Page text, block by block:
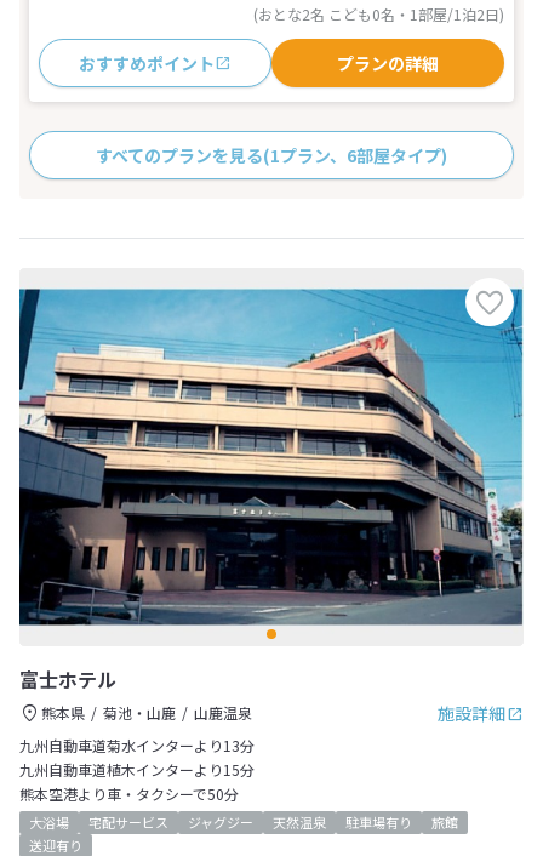
(おとな2名 こども0名・1部屋/1泊2日)
おすすめポイント プランの詳細
すべてのプランを見る(1プラン、6部屋タイプ)
富士ホテル
施設詳細
熊本県 菊池・山鹿
山鹿温泉
九州自動車道菊水インターより13分
九州自動車道植木インターより15分
熊本空港より車・タクシーで50分
大浴場 宅配サービス ジャグジー 天然温泉 駐車場有り
旅館
送迎有り